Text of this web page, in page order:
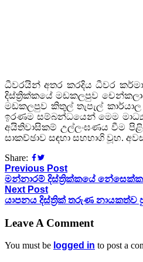
ධීවරයින් අතර කරදිය ධීවර
දිස්ත්‍රික්කයේ මඩකලපුව
මඩකලපුව කිතුල් තැපැල්
ඉරණම සම්බන්ධයෙන් මෙම මාධ්‍ය
අයිතිවාසිකම් උල්ලංඝණය වීම
සාකච්ඡාව සඳහා සහභාගි වූහ.
Share:
Previous Post
මන්නාරම් දිස්ත්‍රික්කයේ
Next Post
යාපනය දිස්ත්‍රික් තරුණ නායකත්ව
Leave A Comment
You must be logged in to post a